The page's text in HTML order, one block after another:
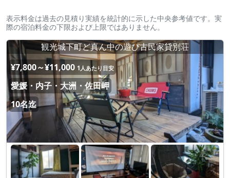
表示料金は過去の見積り実績を統計的に示した中央参考値です。実
際の宿泊料金の下限および上限ではありません。
観光城下町ど真ん中の遊び古民家貸別荘
¥7,800～¥11,000 1人あたり目安
愛媛・内子・大洲・佐田岬
10名迄